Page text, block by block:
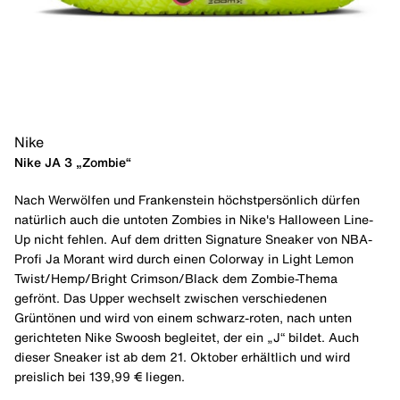
Nike
Nike JA 3 „Zombie“
Nach Werwölfen und Frankenstein höchstpersönlich dürfen
natürlich auch die untoten Zombies in Nike's Halloween Line-
Up nicht fehlen. Auf dem dritten Signature Sneaker von NBA-
Profi Ja Morant wird durch einen Colorway in Light Lemon
Twist/Hemp/Bright Crimson/Black dem Zombie-Thema
gefrönt. Das Upper wechselt zwischen verschiedenen
Grüntönen und wird von einem schwarz-roten, nach unten
gerichteten Nike Swoosh begleitet, der ein „J“ bildet. Auch
dieser Sneaker ist ab dem 21. Oktober erhältlich und wird
preislich bei 139,99 € liegen.